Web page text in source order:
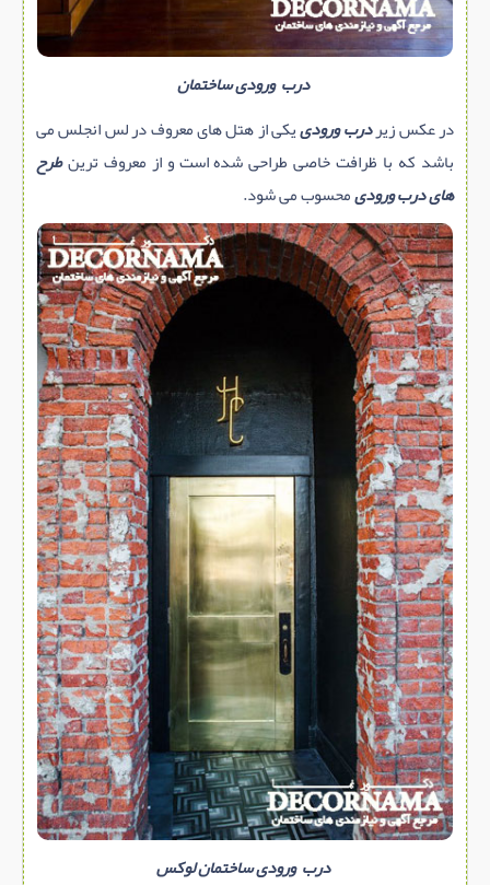
درب ورودی ساختمان
در عکس زیردربورودییکی از هتل های معروف در لس انجلس می
باشد که با ظرافت خاصی طراحی شده است و از معروف ترینطرح
های درب ورودیمحسوب می شود.
درب ورودی ساختمان لوکس